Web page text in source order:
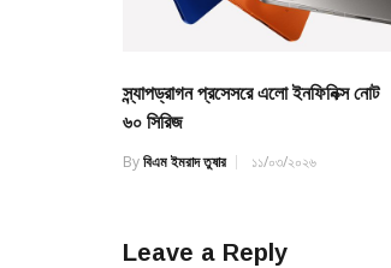
স্ন্যাপড্রাগন প্রসেসরে এলো ইনফিনিক্স নোট
৬০ সিরিজ
Byবিএম ইমরাদ তুষার ১১/০৩/২০২৬
Leave a Reply